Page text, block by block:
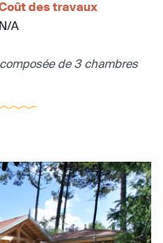
des travaux
N/A
de 3 chambres